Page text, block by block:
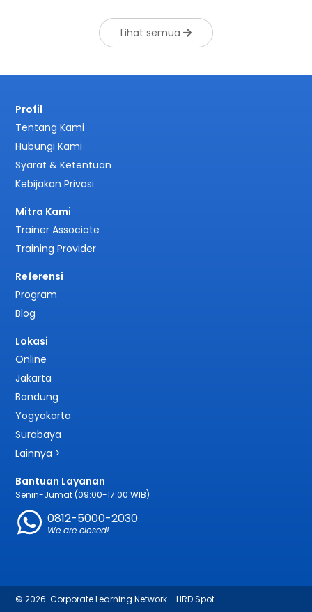
Lihat semua
Profil
Tentang Kami
Hubungi Kami
Syarat & Ketentuan
Kebijakan Privasi
Mitra Kami
Trainer Associate
Training Provider
Referensi
Program
Blog
Lokasi
Online
Jakarta
Bandung
Yogyakarta
Surabaya
Lainnya >
Bantuan Layanan
Senin-Jumat (09:00-17:00 WIB)
0812-5000-2030
We are closed!
© 2026. Corporate Learning Network - HRD Spot.